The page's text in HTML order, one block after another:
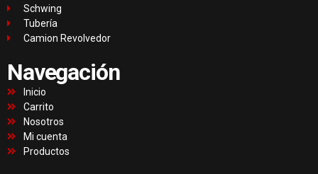
Schwing
Tubería
Camion Revolvedor
Navegación
Inicio
Carrito
Nosotros
Mi cuenta
Productos